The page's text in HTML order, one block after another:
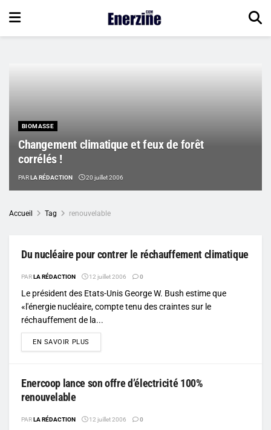
BIOMASSE
Changement climatique et feux de forêt
corrélés !
PARLA RÉDACTION 20 juillet 2006
Accueil Tag renouvelable
Du nucléaire pour contrer le réchauffement climatique
PARLA RÉDACTION 12 juillet 2006 0
Le président des Etats-Unis George W. Bush estime que
«l'énergie nucléaire, compte tenu des craintes sur le
réchauffement de la...
EN SAVOIR PLUS
Enercoop lance son offre d’électricité 100%
renouvelable
PARLA RÉDACTION 12 juillet 2006 0